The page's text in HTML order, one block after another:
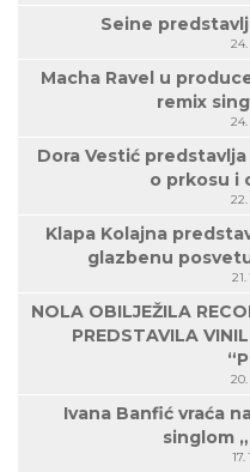
Seine
24.
Macha Ravel u
remix
24.
Dora Vestić
o prkosu i
22.
Klapa Kolajna
glazbenu
NOLA OBILJEŽILA
PREDSTAVILA
20.
Ivana Banfić vraća
singlom